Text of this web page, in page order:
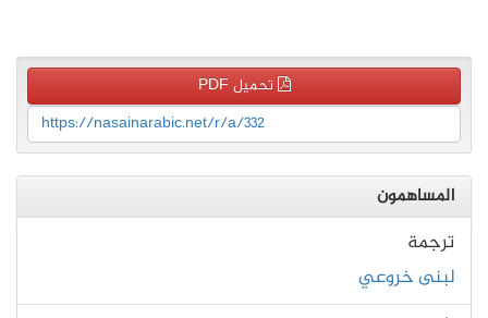
تحميل PDF
https://nasainarabic.net/r/a/332
المساهمون
ترجمة
لبنى خروعي